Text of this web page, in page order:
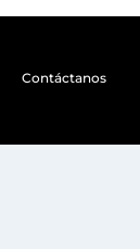
Contáctanos